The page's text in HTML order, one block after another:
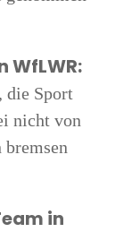
WfLWR:
die Sport
nicht von
in